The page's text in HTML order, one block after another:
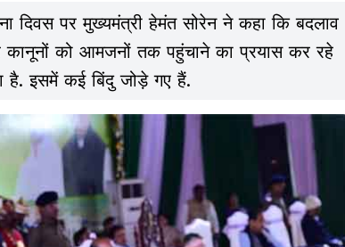
दिवस पर मुख्यमंत्री हेमंत सोरेन ने कहा कि बदलाव
कानूनों को आमजनों तक पहुंचाने का प्रयास कर रहे
है. इसमें कई बिंदु जोड़े गए हैं.